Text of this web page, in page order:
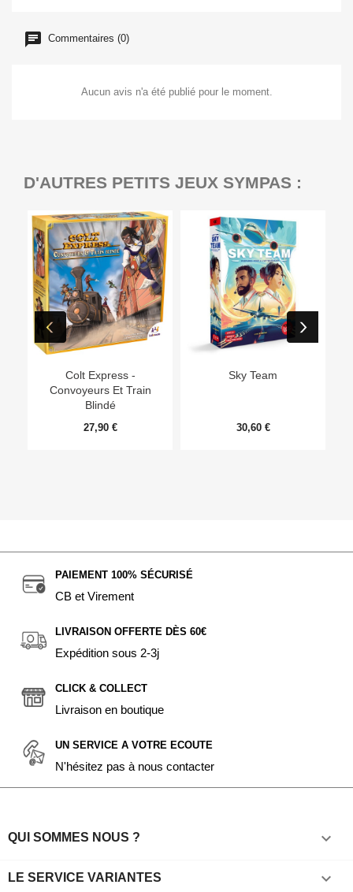
Commentaires (0)
Aucun avis n'a été publié pour le moment.
D'AUTRES PETITS JEUX SYMPAS :
Colt Express -
Convoyeurs Et Train
Blindé
27,90 €
Sky Team
30,60 €
PAIEMENT 100% SÉCURISÉ
CB et Virement
LIVRAISON OFFERTE DÈS 60€
Expédition sous 2-3j
CLICK & COLLECT
Livraison en boutique
UN SERVICE A VOTRE ECOUTE
N'hésitez pas à nous contacter
QUI SOMMES NOUS ? 
LE SERVICE VARIANTES 